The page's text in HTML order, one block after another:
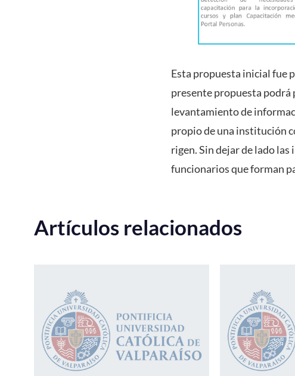
Esta propuesta inicial fue
presente propuesta
levantamiento de
propio de una institución
rigen. Sin dejar de lado
funcionarios que forman
Artículos relacionados